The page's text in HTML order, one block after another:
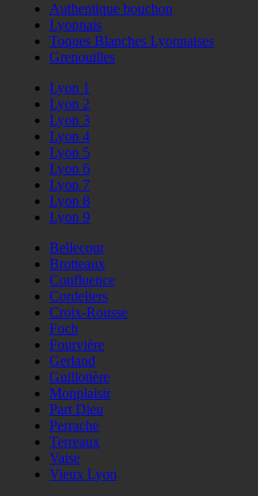
Authentique bouchon
Lyonnais
Toques Blanches Lyonnaises
Grenouilles
Lyon 1
Lyon 2
Lyon 3
Lyon 4
Lyon 5
Lyon 6
Lyon 7
Lyon 8
Lyon 9
Bellecour
Brotteaux
Confluence
Cordeliers
Croix-Rousse
Foch
Fourvière
Gerland
Guillotière
Monplaisir
Part Dieu
Perrache
Terreaux
Vaise
Vieux Lyon